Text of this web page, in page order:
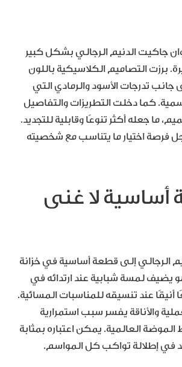
جاكيت الدنيم الرجالي بشكل كبير
برزت التصاميم الكلاسيكية باللون
جانب تدرجات الأسود والرمادي التي
كما دخلت التطريزات والتفاصيل
ما جعله أكثر تنوعًا وقابلية للتجديد.
فرصة اختيار ما يتناسب مع شخصيته
أساسية لا غنى
الرجالي إلى قطعة أساسية في خزانة
يضيف لمسة شبابية عند ارتدائه في
أنيقًا عند تنسيقه للمناسبات المسائية.
والأناقة يفسر سبب استمرارية
العالمية. يمكن اعتباره بمثابة
في إطلالة تواكب كل المواسم.